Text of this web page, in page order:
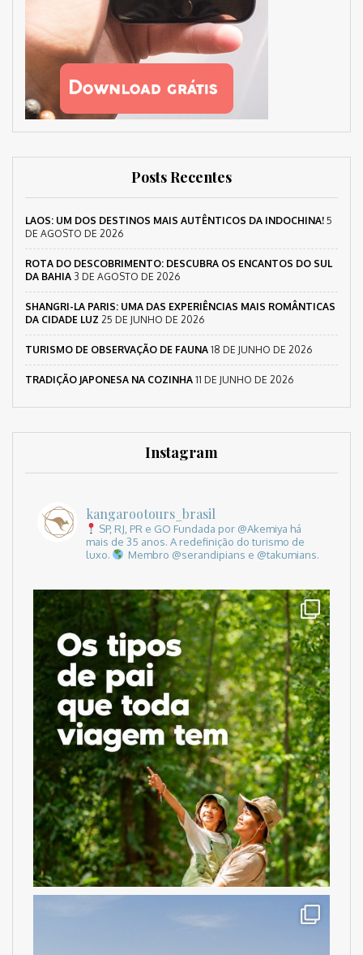
Posts Recentes
LAOS: UM DOS DESTINOS MAIS AUTÊNTICOS DA INDOCHINA! 5
DE AGOSTO DE 2026
ROTA DO DESCOBRIMENTO: DESCUBRA OS ENCANTOS DO SUL
DA BAHIA 3 DE AGOSTO DE 2026
SHANGRI-LA PARIS: UMA DAS EXPERIÊNCIAS MAIS ROMÂNTICAS
DA CIDADE LUZ 25 DE JUNHO DE 2026
TURISMO DE OBSERVAÇÃO DE FAUNA 18 DE JUNHO DE 2026
TRADIÇÃO JAPONESA NA COZINHA 11 DE JUNHO DE 2026
Instagram
kangarootours_brasil
SP, RJ, PR e GO Fundada por @Akemiya há
mais de 35 anos. A redefinição do turismo de
luxo.
Membro @serandipians e @takumians.